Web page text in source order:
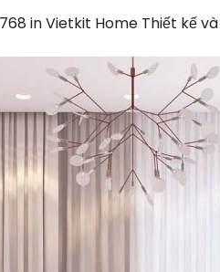
inVietkit Home Thiết kế